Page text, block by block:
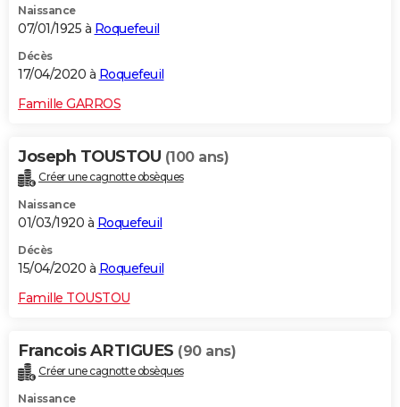
Naissance
07/01/1925 à Roquefeuil
Décès
17/04/2020 à Roquefeuil
Famille GARROS
Joseph TOUSTOU (100 ans)
Créer une cagnotte obsèques
Naissance
01/03/1920 à Roquefeuil
Décès
15/04/2020 à Roquefeuil
Famille TOUSTOU
Francois ARTIGUES (90 ans)
Créer une cagnotte obsèques
Naissance